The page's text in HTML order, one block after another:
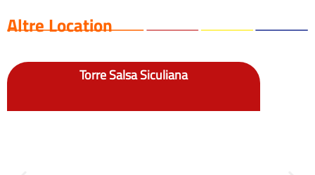
Altre Location
Torre Salsa Siculiana